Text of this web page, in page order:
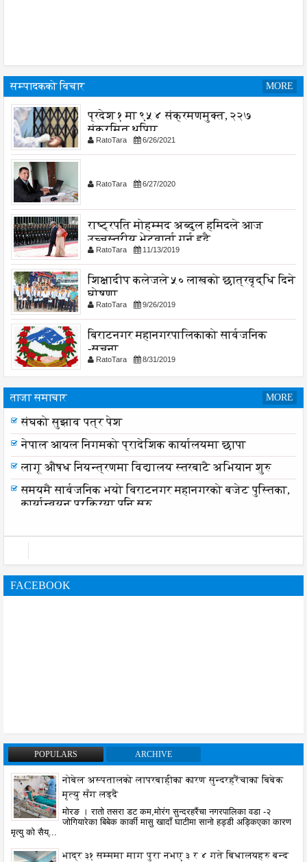
सम्पादकको विचार MORE
प्रदेश १ मा ९५४ संक्रमणमुक्त, २२७
संक्रमित थपिए
RatoTara 6/26/2021
RatoTara 6/27/2020
राष्ट्रपति मोहम्मद अब्दुल हमिदले आज
उच्चस्तरीय भेटवार्ता गर्नु हुदै,
RatoTara 11/13/2019
शिक्षादीप कलेजले ५० लाखको छात्रवृद्धि दिने
घोषणा
RatoTara 9/26/2019
बिराटनगर महानगरपालिकाको सार्वजनिक
-सुचना
RatoTara 8/31/2019
ताजा समाचार MORE
संघको सुझाव पत्र पेश
नेपाल आयल निगमको प्रादेशिक कार्यालयमा छापा
लागू औषध नियन्त्रणमा विद्यालय स्तरबाटै अभियान शुरु
समयमै सार्वजनिक भयो विराटनगर महानगरको बजेट पुस्तिका,
कार्यान्वयन प्रक्रिया पनि सुरु
FACEBOOK
POPULARS ARCHIVE
नोबेल अस्पतालको लापरबाहीका कारण सुन्दरहरैंचाका बिबेक
मृत्यु सँग लड्दै
मोरङ । रातो तसरा डट कम,मोरंग सुन्दरहरैंचा नगरपालिका वडा -२
जोगियारेका बिबेक कार्की मासु खादाँ घाटीमा सानो हड्डी अड्किएका कारण
मृत्यु को सैय्...
भाद्र ३१ सम्ममा माग पुरा नभए ३ र ४ गते बिधालयहरु बन्द